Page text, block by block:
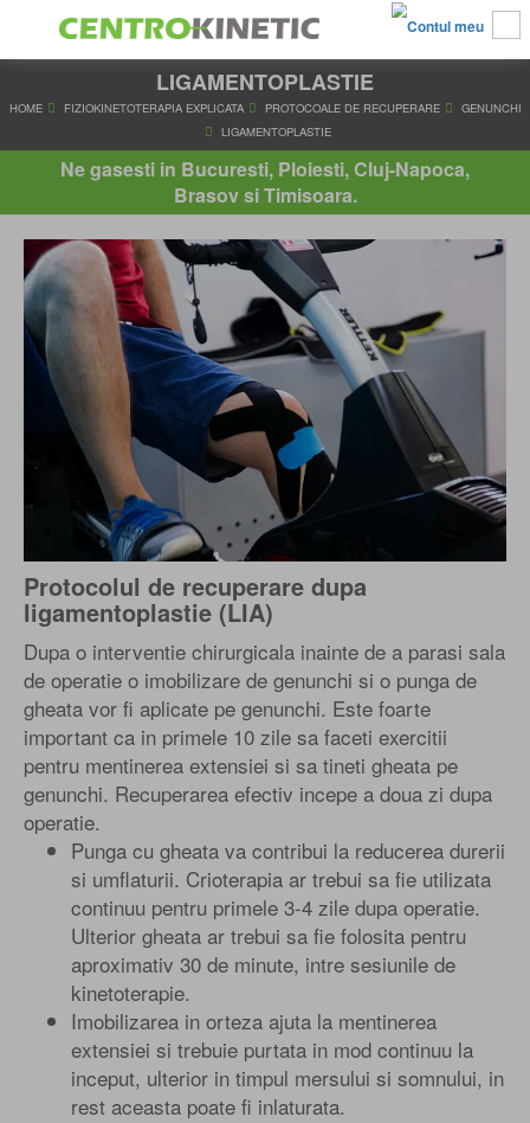
LIGAMENTOPLASTIE
FIZIOKINETOTERAPIA EXPLICATA
PROTOCOALE DE
LIGAMENTOPLASTIE
Ne gasesti in Bucuresti, Ploiesti, Cluj-Napoca,
Brasov si Timisoara.
Protocolul de recuperare dupa
ligamentoplastie (LIA)
Dupa o interventie chirurgicala inainte de a parasi sala
de operatie o imobilizare de genunchi si o punga de
gheata vor fi aplicate pe genunchi. Este foarte
important ca in primele 10 zile sa faceti exercitii
pentru mentinerea extensiei si sa tineti gheata pe
genunchi. Recuperarea efectiv incepe a doua zi dupa
operatie.
Punga cu gheata va contribui la reducerea durerii
si umflaturii. Crioterapia ar trebui sa fie utilizata
continuu pentru primele 3-4 zile dupa operatie.
Ulterior gheata ar trebui sa fie folosita pentru
aproximativ 30 de minute, intre sesiunile de
kinetoterapie.
Imobilizarea in orteza ajuta la mentinerea
extensiei si trebuie purtata in mod continuu la
inceput, ulterior in timpul mersului si somnului, in
rest aceasta poate fi inlaturata.